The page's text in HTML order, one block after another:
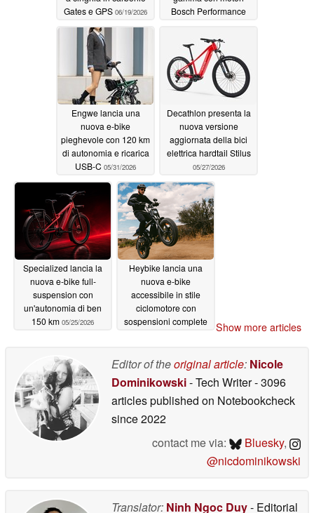
Gates e GPS 06/19/2026
Bosch Performance
Engwe lancia una
nuova e-bike
pieghevole con 120 km
di autonomia e ricarica
USB-C 05/31/2026
Decathlon presenta la
nuova versione
aggiornata della bici
elettrica hardtail Stilus
05/27/2026
Specialized lancia la
nuova e-bike full-
suspension con
un'autonomia di ben
150 km 05/25/2026
Heybike lancia una
nuova e-bike
accessibile in stile
ciclomotore con
sospensioni complete
Show more articles
Editor of theoriginal article: Nicole
Dominikowski- Tech Writer- 3096
articles published on Notebookcheck
since 2022
contact me via:
Bluesky,
@nicdominikowski
Translator: Ninh Ngoc Duy- Editorial